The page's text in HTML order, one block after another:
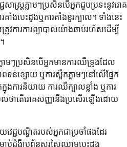
ជ្ជសាស្ត្រភ្លាមៗប្រសិនបើអ្នកជួបប្រទះនូវរោគ
ងបេះដូងឬការគាំងខួរក្បាល។ ទាំងនេះ
លត្រូវការការព្យាបាលយ៉ាងឆាប់រហ័សដើម្បី
លាមៗប្រសិនបើអ្នកមានការឈឺទ្រូងដែល
ន់ខ្សោយ ឬការស្ពឹកភ្លាមៗនៅលើផ្នែក
នុងការនិយាយ ការឈឺក្បាលខ្លាំង ឬការ
លថាតើរោគសញ្ញានឹងប្រសើរឡើងដោយ
ជ្ជបណ្ឌិតរបស់អ្នកជាប្រចាំផងដែរ
ាប់ជំងឺប្រព័ន្ធសរសៃឈាមបេះដូង